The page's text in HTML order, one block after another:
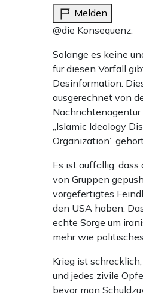
schließlich auch die
Amerikaner provozierte – und
eigenem Tod führte.
Das wird von Chamenei
pragmatisch sein konnte, im
Hardliner blieb. Der
Ende immer sabotierte und
im gesamten Mittleren Osten.
hat die Region in den letzten
Ali Chamenei. Er selbst starb
besteht aber über seinen Tod
Zu den Kommentaren (85)
Melden
@die Konsequenz:
Solange es keine
für diesen Vorfall
Desinformation.
ausgerechnet von
„Islamic Ideology
Organization”
Es ist auffällig,
von Gruppen
vorgefertigtes
den USA haben.
echte Sorge um
mehr wie
Krieg ist
und jedes zivile
bevor man